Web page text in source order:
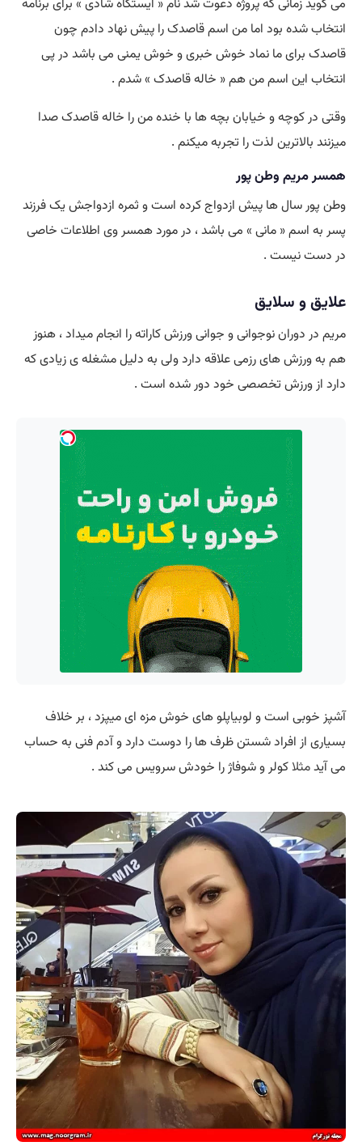
می گوید زمانی که پروژه دعوت شد نام « ایستگاه شادی » برای برنامه
انتخاب شده بود اما من اسم قاصدک را پیش نهاد دادم چون
قاصدک برای ما نماد خوش خبری و خوش یمنی می باشد در پی
انتخاب این اسم من هم « خاله قاصدک » شدم .
وقتی در کوچه و خیابان بچه ها با خنده من را خاله قاصدک صدا
میزنند بالاترین لذت را تجربه میکنم .
همسر مریم وطن پور
وطن پور سال ها پیش ازدواج کرده است و ثمره ازدواجش یک فرزند
پسر به اسم « مانی » می باشد ، در مورد همسر وی اطلاعات خاصی
در دست نیست .
علایق و سلایق
مریم در دوران نوجوانی و جوانی ورزش کاراته را انجام میداد ، هنوز
هم به ورزش های رزمی علاقه دارد ولی به دلیل مشغله ی زیادی که
دارد از ورزش تخصصی خود دور شده است .
آشپز خوبی است و لوبیاپلو های خوش مزه ای میپزد ، بر خلاف
بسیاری از افراد شستن ظرف ها را دوست دارد و آدم فنی به حساب
می آیدمثلاکولر و شوفاژ را خودش سرویس می کند .